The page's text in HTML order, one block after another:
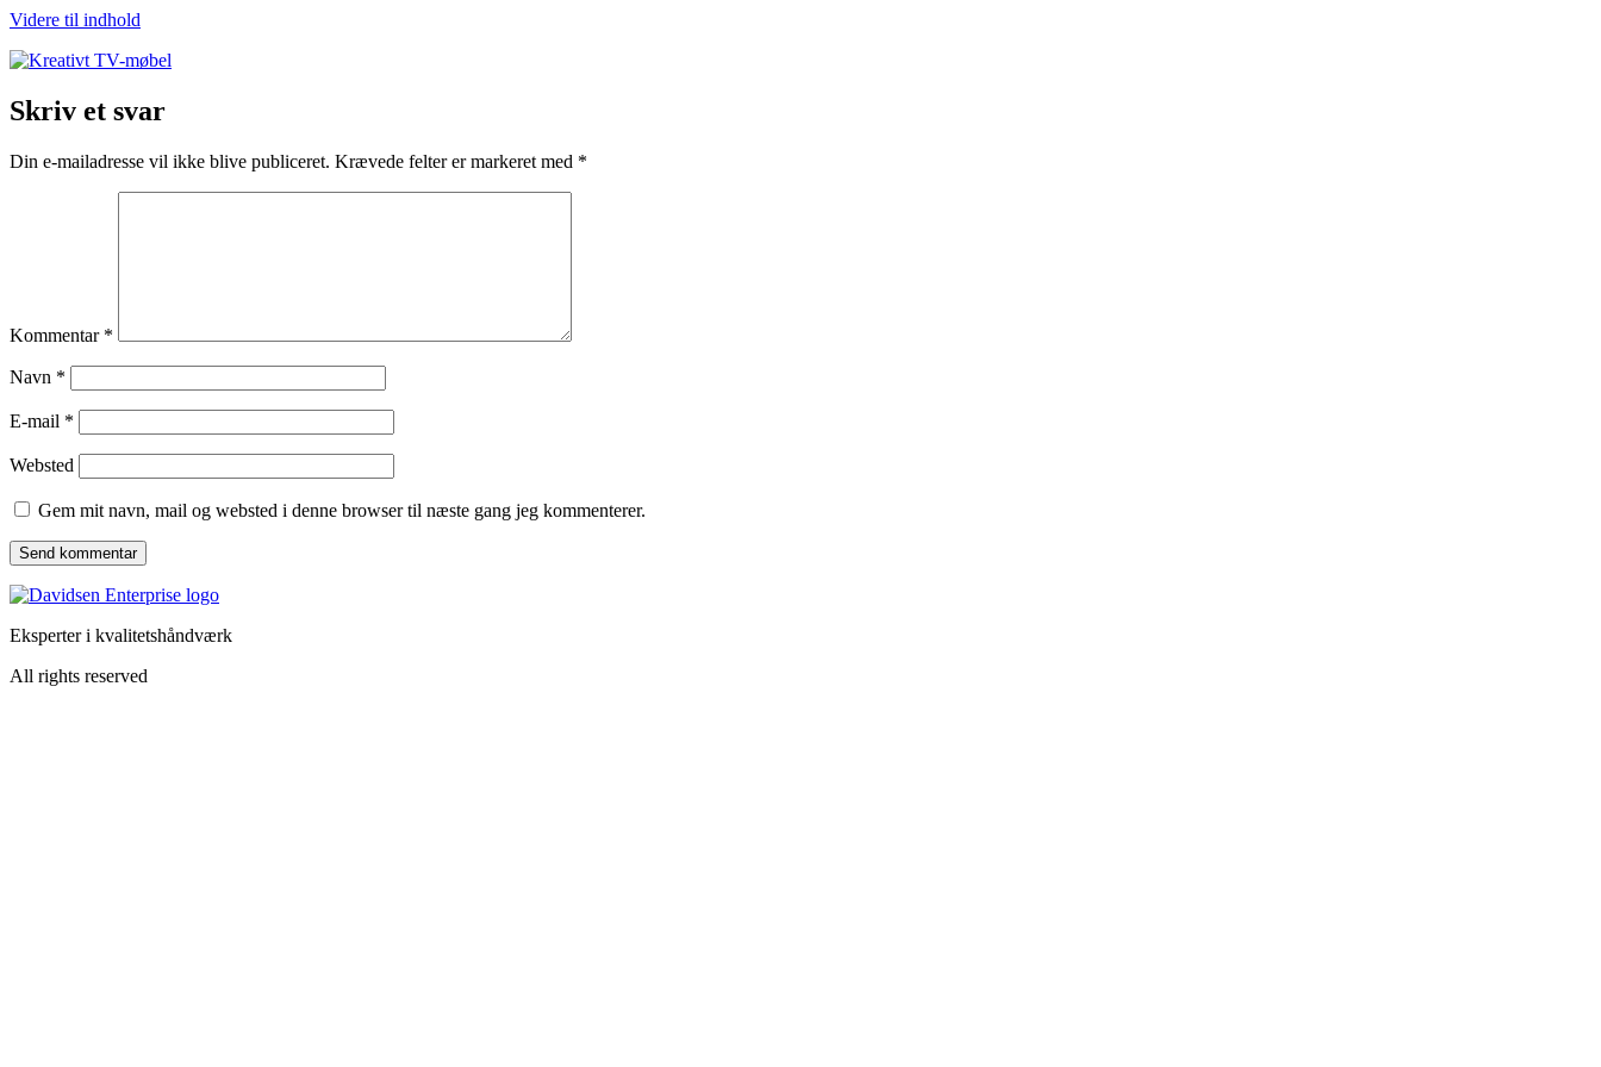
Videre til indhold
Skriv et svar
Din e-mailadresse vil ikke blive publiceret. Krævede felter er markeret med *
Kommentar *
Navn *
E-mail *
Websted
Gem mit navn, mail og websted i denne browser til næste gang jeg kommenterer.
Eksperter i kvalitetshåndværk
All rights reserved